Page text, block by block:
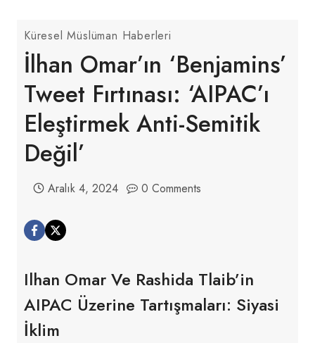
Küresel Müslüman Haberleri
İlhan Omar’ın ‘Benjamins’
Tweet Fırtınası: ‘AIPAC’ı
Eleştirmek Anti-Semitik
Değil’
Aralık 4, 2024 0 Comments
Ilhan Omar Ve Rashida Tlaib’in
AIPAC Üzerine Tartışmaları: Siyasi
İklim